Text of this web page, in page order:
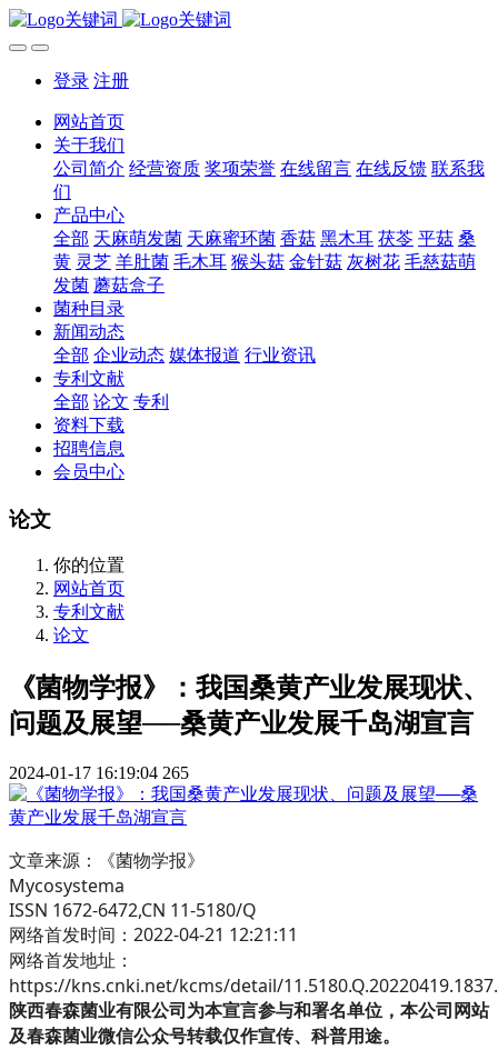
登录 注册
网站首页
关于我们
公司简介 经营资质 奖项荣誉 在线留言 在线反馈 联系我
们
产品中心
全部 天麻萌发菌 天麻蜜环菌 香菇 黑木耳 茯苓 平菇 桑
黄 灵芝 羊肚菌 毛木耳 猴头菇 金针菇 灰树花 毛慈菇萌
发菌 蘑菇盒子
菌种目录
新闻动态
全部 企业动态 媒体报道 行业资讯
专利文献
全部 论文 专利
资料下载
招聘信息
会员中心
论文
你的位置
网站首页
专利文献
论文
《菌物学报》：我国桑黄产业发展现状、
问题及展望──桑黄产业发展千岛湖宣言
2024-01-17 16:19:04 265
文章来源：《菌物学报》
Mycosystema
ISSN 1672-6472,CN 11-5180/Q
网络首发时间：2022-04-21 12:21:11
网络首发地址：
https://kns.cnki.net/kcms/detail/
陕西春森菌业有限公司为本宣言参与和署名单位，本公司网站
及春森菌业微信公众号转载仅作宣传、科普用途。